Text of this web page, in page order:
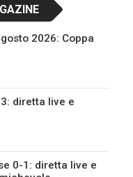
2026: Coppa
diretta live e
0-1: diretta live e